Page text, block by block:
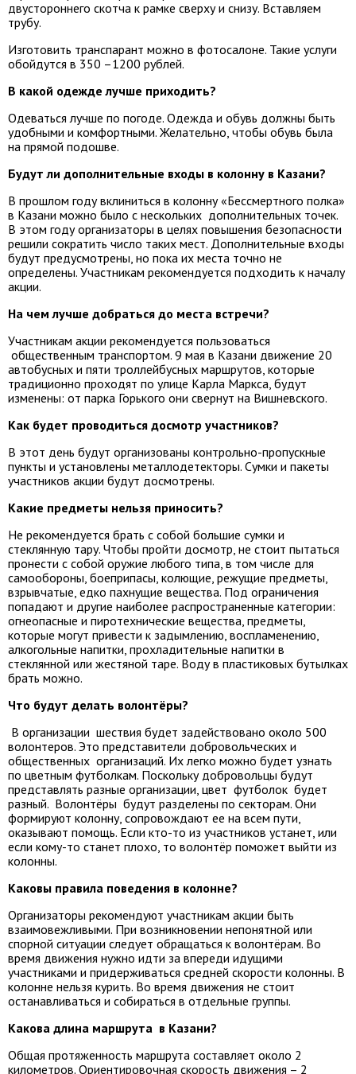
двустороннего скотча к рамке сверху и снизу. Вставляем
трубу.
Изготовить транспарант можно в фотосалоне. Такие услуги
обойдутся в 350 –1200 рублей.
В какой одежде лучше приходить?
Одеваться лучше по погоде. Одежда и обувь должны быть
удобными и комфортными. Желательно, чтобы обувь была
на прямой подошве.
Будут ли дополнительные входы в колонну в Казани?
В прошлом году вклиниться в колонну «Бессмертного полка»
в Казани можно было с нескольких дополнительных точек.
В этом году организаторы в целях повышения безопасности
решили сократить число таких мест. Дополнительные входы
будут предусмотрены, но пока их места точно не
определены. Участникам рекомендуется подходить к началу
акции.
На чем лучше добраться до места встречи?
Участникам акции рекомендуется пользоваться
общественным транспортом. 9 мая в Казани движение 20
автобусных и пяти троллейбусных маршрутов, которые
традиционно проходят по улице Карла Маркса, будут
изменены: от парка Горького они свернут на Вишневского.
Как будет проводиться досмотр участников?
В этот день будут организованы контрольно-пропускные
пункты и установлены металлодетекторы. Сумки и пакеты
участников акции будут досмотрены.
Какие предметы нельзя приносить?
Не рекомендуется брать с собой большие сумки и
стеклянную тару. Чтобы пройти досмотр, не стоит пытаться
пронести с собой оружие любого типа, в том числе для
самообороны, боеприпасы, колющие, режущие предметы,
взрывчатые, едко пахнущие вещества. Под ограничения
попадают и другие наиболее распространенные категории:
огнеопасные и пиротехнические вещества, предметы,
которые могут привести к задымлению, воспламенению,
алкогольные напитки, прохладительные напитки в
стеклянной или жестяной таре. Воду в пластиковых бутылках
брать можно.
Что будут делать волонтёры?
В организации шествия будет задействовано около 500
волонтеров. Это представители добровольческих и
общественных организаций. Их легко можно будет узнать
по цветным футболкам. Поскольку добровольцы будут
представлять разные организации, цвет футболок будет
разный. Волонтёры будут разделены по секторам. Они
формируют колонну, сопровождают ее на всем пути,
оказывают помощь. Если кто-то из участников устанет, или
если кому-то станет плохо, то волонтёр поможет выйти из
колонны.
Каковы правила поведения в колонне?
Организаторы рекомендуют участникам акции быть
взаимовежливыми. При возникновении непонятной или
спорной ситуации следует обращаться к волонтёрам. Во
время движения нужно идти за впереди идущими
участниками и придерживаться средней скорости колонны. В
колонне нельзя курить. Во время движения не стоит
останавливаться и собираться в отдельные группы.
Какова длина маршрута в Казани?
Общая протяженность маршрута составляет около 2
километров. Ориентировочная скорость движения – 2